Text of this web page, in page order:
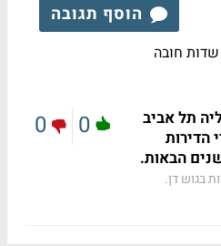
הוסף תגובה
חובה
תל אביב
הדירות
הבאות.
בגוש דן.
0
0